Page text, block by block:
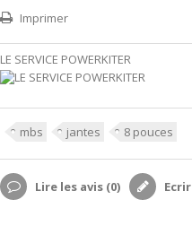
Imprimer
LE SERVICE POWERKITER
mbs jantes 8 pouces
Lire les avis (0)